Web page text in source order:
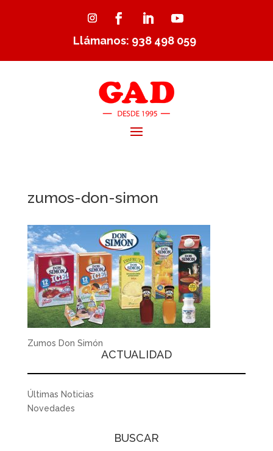
Llámanos: 938 498 059
zumos-don-simon
Zumos Don Simón
ACTUALIDAD
Últimas Noticias
Novedades
BUSCAR